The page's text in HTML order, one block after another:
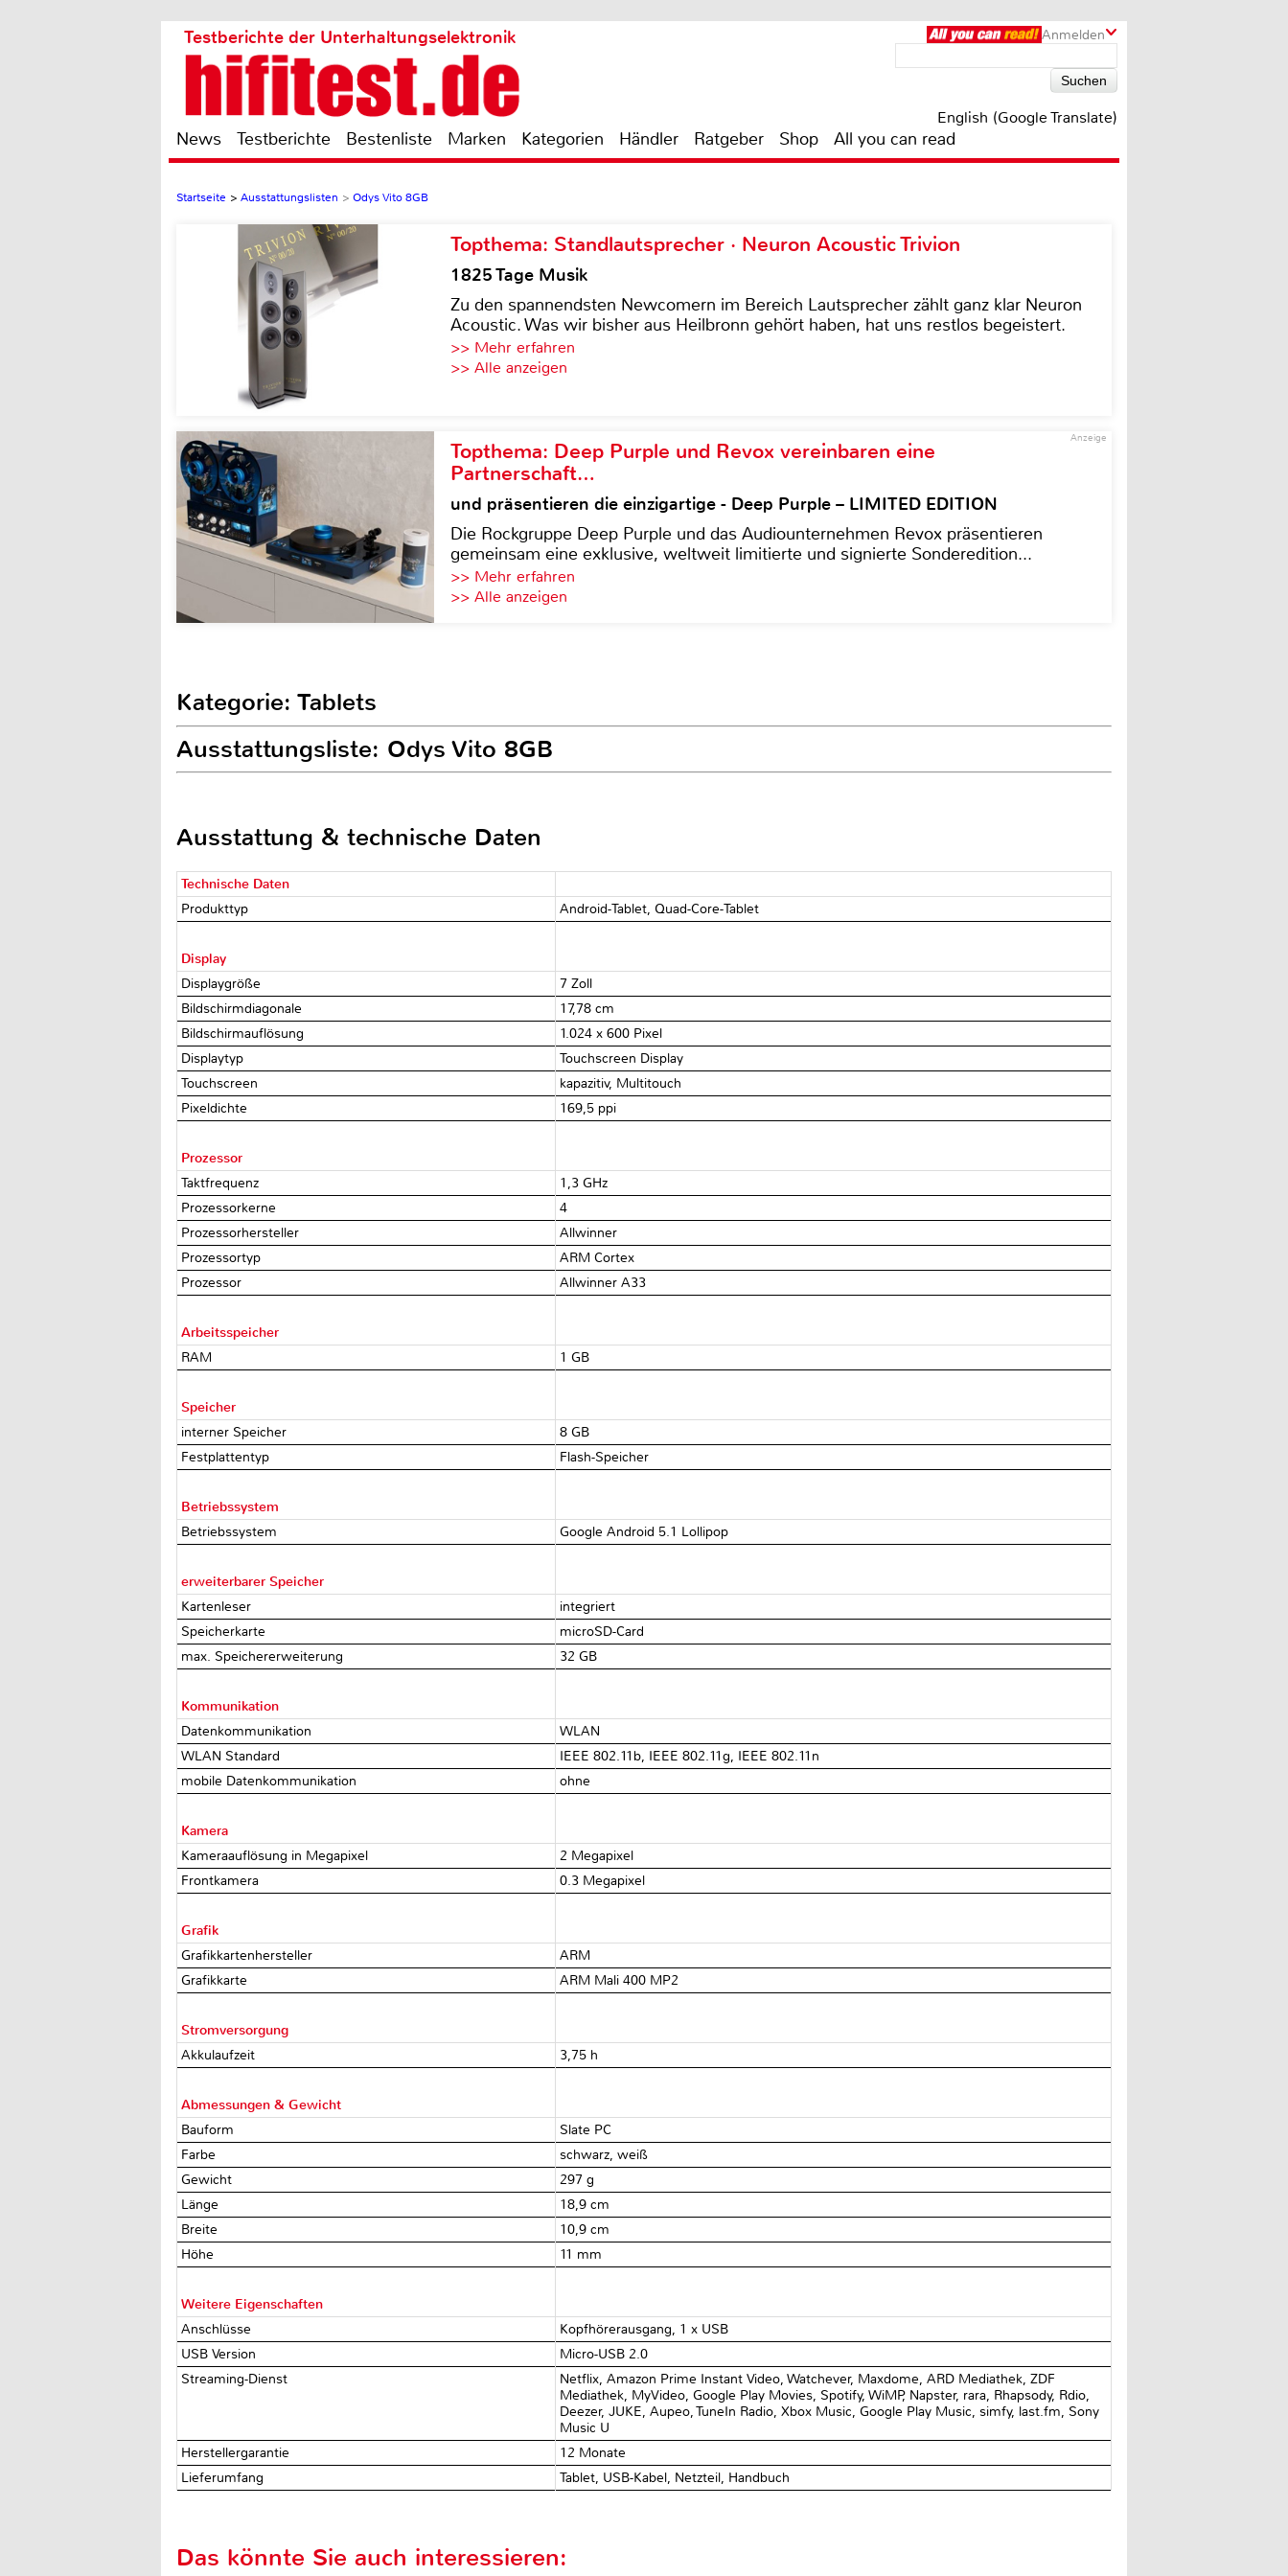
Anmelden
Testberichte der Unterhaltungselektronik
English (Google Translate)
News Testberichte Bestenliste Marken Kategorien Händler Ratgeber Shop All you can read
Startseite > Ausstattungslisten > Odys Vito 8GB
Topthema: Standlautsprecher · Neuron Acoustic Trivion
1825 Tage Musik
Zu den spannendsten Newcomern im Bereich Lautsprecher zählt ganz klar Neuron
Acoustic. Was wir bisher aus Heilbronn gehört haben, hat uns restlos begeistert.
>> Mehr erfahren
>> Alle anzeigen
Anzeige
Topthema: Deep Purple und Revox vereinbaren eine
Partnerschaft…
und präsentieren die einzigartige - Deep Purple – LIMITED EDITION
Die Rockgruppe Deep Purple und das Audiounternehmen Revox präsentieren
gemeinsam eine exklusive, weltweit limitierte und signierte Sonderedition...
>> Mehr erfahren
>> Alle anzeigen
Kategorie: Tablets
Ausstattungsliste: Odys Vito 8GB
Ausstattung & technische Daten
Technische Daten
Produkttyp
Android-Tablet, Quad-Core-Tablet
Display
Displaygröße
7 Zoll
Bildschirmdiagonale
17,78 cm
Bildschirmauflösung
1.024 x 600 Pixel
Displaytyp
Touchscreen Display
Touchscreen
kapazitiv, Multitouch
Pixeldichte
169,5 ppi
Prozessor
Taktfrequenz
1,3 GHz
Prozessorkerne
4
Prozessorhersteller
Allwinner
Prozessortyp
ARM Cortex
Prozessor
Allwinner A33
Arbeitsspeicher
RAM
1 GB
Speicher
interner Speicher
8 GB
Festplattentyp
Flash-Speicher
Betriebssystem
Betriebssystem
Google Android 5.1 Lollipop
erweiterbarer Speicher
Kartenleser
integriert
Speicherkarte
microSD-Card
max. Speichererweiterung
32 GB
Kommunikation
Datenkommunikation
WLAN
WLAN Standard
IEEE 802.11b, IEEE 802.11g, IEEE 802.11n
mobile Datenkommunikation
ohne
Kamera
Kameraauflösung in Megapixel
2 Megapixel
Frontkamera
0.3 Megapixel
Grafik
Grafikkartenhersteller
ARM
Grafikkarte
ARM Mali 400 MP2
Stromversorgung
Akkulaufzeit
3,75 h
Abmessungen & Gewicht
Bauform
Slate PC
Farbe
schwarz, weiß
Gewicht
297 g
Länge
18,9 cm
Breite
10,9 cm
Höhe
11 mm
Weitere Eigenschaften
Anschlüsse
Kopfhörerausgang, 1 x USB
USB Version
Micro-USB 2.0
Streaming-Dienst
Netflix, Amazon Prime Instant Video, Watchever, Maxdome, ARD Mediathek, ZDF
Mediathek, MyVideo, Google Play Movies, Spotify, WiMP, Napster, rara, Rhapsody, Rdio,
Deezer, JUKE, Aupeo, TuneIn Radio, Xbox Music, Google Play Music, simfy, last.fm, Sony
Music U
Herstellergarantie
12 Monate
Lieferumfang
Tablet, USB-Kabel, Netzteil, Handbuch
Das könnte Sie auch interessieren: